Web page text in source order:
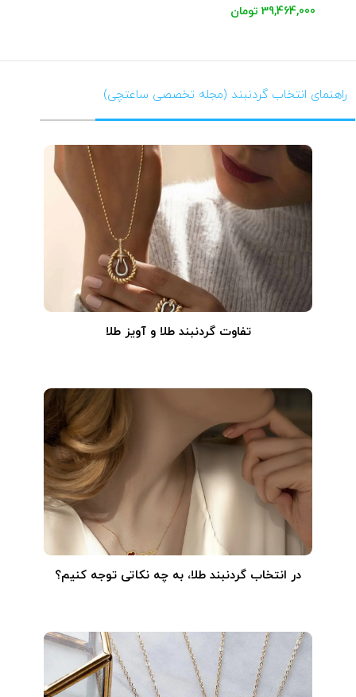
39,464,000 تومان
راهنمای انتخاب گردنبند (مجله تخصصی ساعتچی)
تفاوت گردنبند طلا و آویز طلا
در انتخاب گردنبند طلا‌، به چه نکاتی توجه کنیم؟